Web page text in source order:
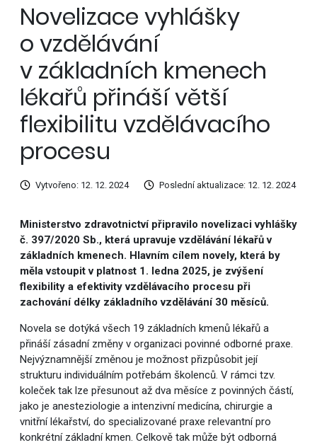
Novelizace vyhlášky
o vzdělávání
v základních kmenech
lékařů přináší větší
flexibilitu vzdělávacího
procesu
Vytvořeno: 12. 12. 2024 Poslední aktualizace: 12. 12. 2024
Ministerstvo zdravotnictví připravilo novelizaci vyhlášky
č. 397/2020 Sb., která upravuje vzdělávání lékařů v
základních kmenech. Hlavním cílem novely, která by
měla vstoupit v platnost 1. ledna 2025, je zvýšení
flexibility a efektivity vzdělávacího procesu při
zachování délky základního vzdělávání 30 měsíců.
Novela se dotýká všech 19 základních kmenů lékařů a
přináší zásadní změny v organizaci povinné odborné praxe.
Nejvýznamnější změnou je možnost přizpůsobit její
strukturu individuálním potřebám školenců. V rámci tzv.
koleček tak lze přesunout až dva měsíce z povinných částí,
jako je anesteziologie a intenzivní medicína, chirurgie a
vnitřní lékařství, do specializované praxe relevantní pro
konkrétní základní kmen. Celkově tak může být odborná